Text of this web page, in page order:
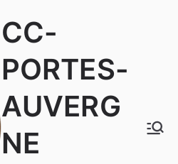
CC-
PORTES-
AUVERG
NE